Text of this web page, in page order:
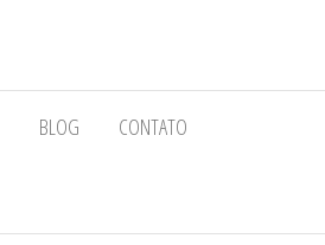
BLOG CONTATO